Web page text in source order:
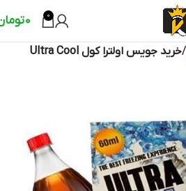
0
0
خرید جویس اولترا کول Ultra Cool